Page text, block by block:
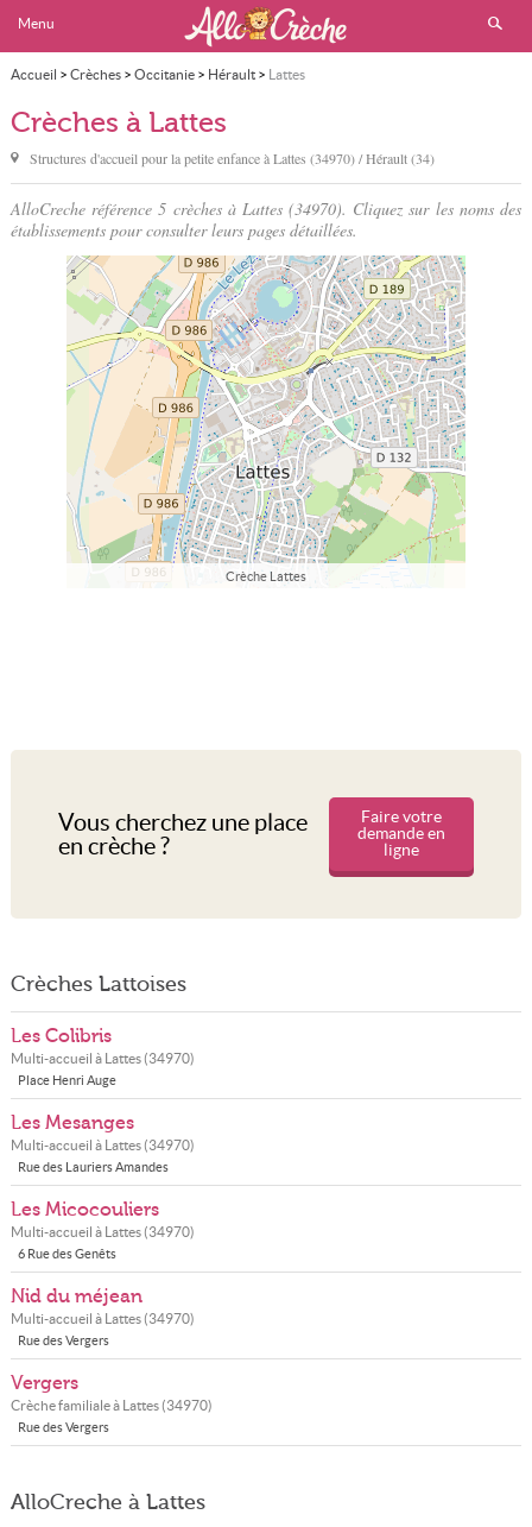
Menu
Accueil > Crèches> Occitanie> Hérault> Lattes
Crèches à Lattes
Structures d'accueil pour la petite enfance àLattes (34970) / Hérault (34)
AlloCreche référence 5 crèches à Lattes (34970). Cliquez sur les noms des
établissements pour consulter leurs pages détaillées.
Crèche Lattes
Vous cherchez une place
en crèche ?
Faire votre
demande en
ligne
Crèches Lattoises
Les Colibris
Multi-accueil à Lattes(34970)
Place Henri Auge
Les Mesanges
Multi-accueil à Lattes(34970)
Rue des Lauriers Amandes
Les Micocouliers
Multi-accueil à Lattes(34970)
6 Rue des Genêts
Nid du méjean
Multi-accueil à Lattes(34970)
Rue des Vergers
Vergers
Crèche familiale à Lattes(34970)
Rue des Vergers
AlloCreche à Lattes